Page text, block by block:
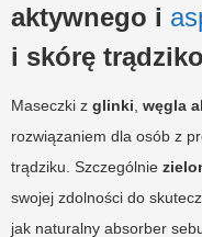
aktywnego i
i skórę
Maseczki z glinki węgla
rozwiązaniem dla osób z
trądziku. Szczególnie
swojej zdolności do
jak naturalny absorber